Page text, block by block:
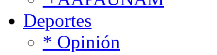
Deportes
* Opinión